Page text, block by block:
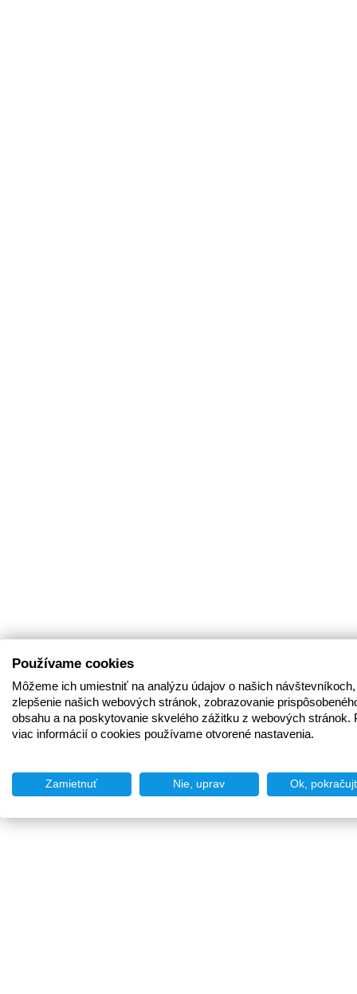
Používame cookies
Môžeme ich umiestniť na analýzu údajov o našich
zlepšenie našich webových stránok, zobrazovanie
obsahu a na poskytovanie skvelého zážitku z webových stránok.
viac informácií o cookies používame otvorené nastavenia.
Zamietnuť Nie, uprav Ok,